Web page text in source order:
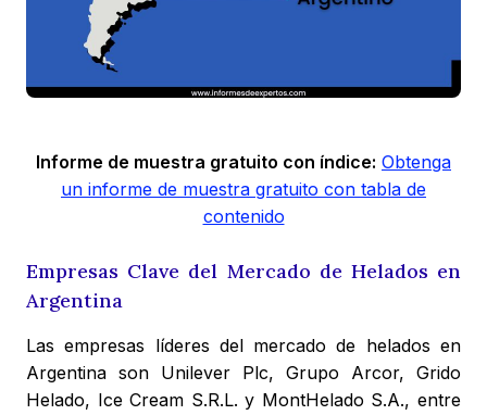
Informe de muestra gratuito con índice: Obtenga
un informe de muestra gratuito con tabla de
contenido
Empresas Clave del Mercado de Helados en
Argentina
Las empresas líderes del mercado de helados en
Argentina son Unilever Plc, Grupo Arcor, Grido
Helado, Ice Cream S.R.L. y MontHelado S.A., entre